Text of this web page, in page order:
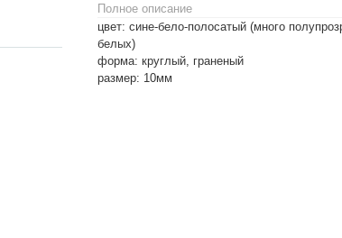
Полное описание
цвет: сине-бело-полосатый (много
белых)
форма: круглый, граненый
размер: 10мм